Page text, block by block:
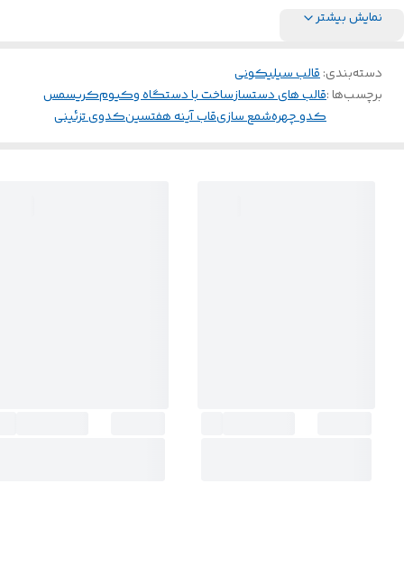
نمایش بیشتر
دسته‌بندی:قالب سیلیکونی
برچسب‌ها :قالب های دستسازساخت با دستگاه وکیومکریسمس
کدو چهرهشمع سازیقاب آینه هفتسینکدوی تزئینی